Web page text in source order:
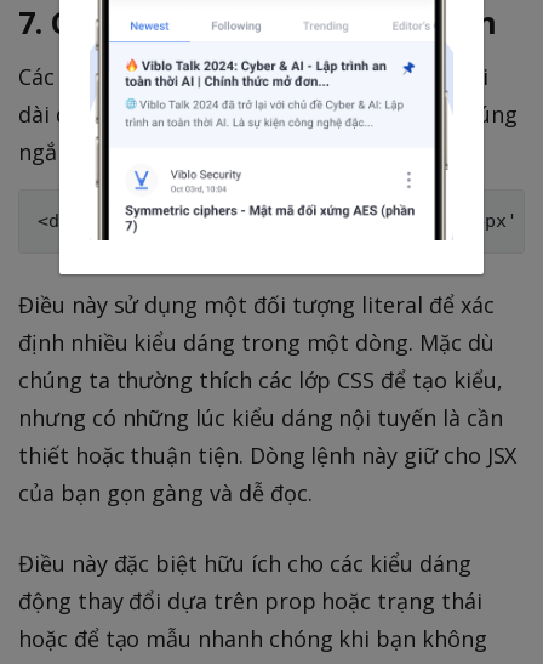
7. Câu lệnh Style ngắn gọn hơn
Các Inline Style trong React đôi khi có thể hơi
dài dòng. Dưới đây là một dòng lệnh giúp chúng
ngắn gọn hơn:
Điều này sử dụng một đối tượng literal để xác
định nhiều kiểu dáng trong một dòng. Mặc dù
chúng ta thường thích các lớp CSS để tạo kiểu,
nhưng có những lúc kiểu dáng nội tuyến là cần
thiết hoặc thuận tiện. Dòng lệnh này giữ cho JSX
của bạn gọn gàng và dễ đọc.
Điều này đặc biệt hữu ích cho các kiểu dáng
động thay đổi dựa trên prop hoặc trạng thái
hoặc để tạo mẫu nhanh chóng khi bạn không